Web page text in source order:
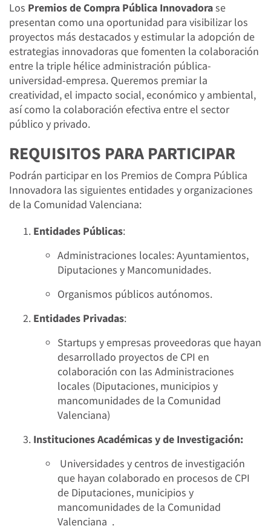
Los Premios de Compra Pública Innovadorase
presentan como una oportunidad para visibilizar los
proyectos más destacados y estimular la adopción de
estrategias innovadoras que fomenten la colaboración
entre la triple hélice administración pública-
universidad-empresa. Queremos premiar la
creatividad, el impacto social, económico y ambiental,
así como la colaboración efectiva entre el sector
público y privado.
REQUISITOS PARA PARTICIPAR
Podrán participar en los Premios de Compra Pública
Innovadora las siguientes entidades y organizaciones
de la Comunidad Valenciana:
Entidades Públicas:
Administraciones locales: Ayuntamientos,
Diputaciones y Mancomunidades.
Organismos públicos autónomos.
Entidades Privadas:
Startups y empresas proveedoras que hayan
desarrollado proyectos de CPI en
colaboración con las Administraciones
locales (Diputaciones, municipios y
mancomunidades de la Comunidad
Valenciana)
Instituciones Académicas y de Investigación:
Universidades y centros de investigación
que hayan colaborado en procesos de CPI
de Diputaciones, municipios y
mancomunidades de la Comunidad
Valenciana .